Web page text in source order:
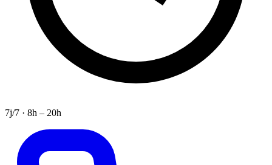
7j/7 · 8h – 20h